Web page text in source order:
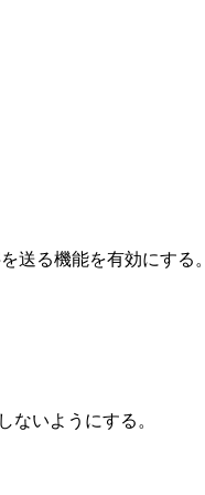
送る機能を有効にする。
ないようにする。